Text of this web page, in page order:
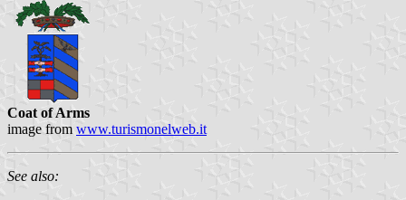
Coat of Arms
image from www.turismonelweb.it
See also: